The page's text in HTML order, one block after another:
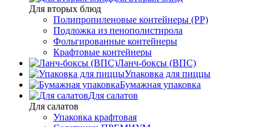
Для вторых блюд
Полипропиленовые контейнеры (PP)
Подложка из пенополистирола
Фольгированные контейнеры
Крафтовые контейнеры
Ланч-боксы (ВПС)
Упаковка для пиццы
Бумажная упаковка
Для салатов
Для салатов
Упаковка крафтовая